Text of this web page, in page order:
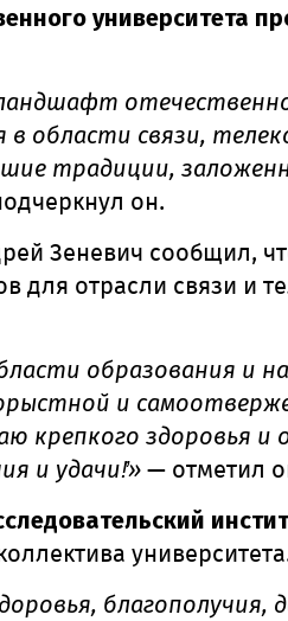
университета
области связи,
традиции,
он.
Зеневич сообщил,
для отрасли связи и
образования и
и
крепкого здоровья и
и удачи!̓» — отметил
благополучия,